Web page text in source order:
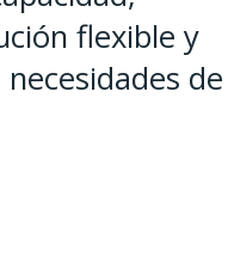
flexible y
de